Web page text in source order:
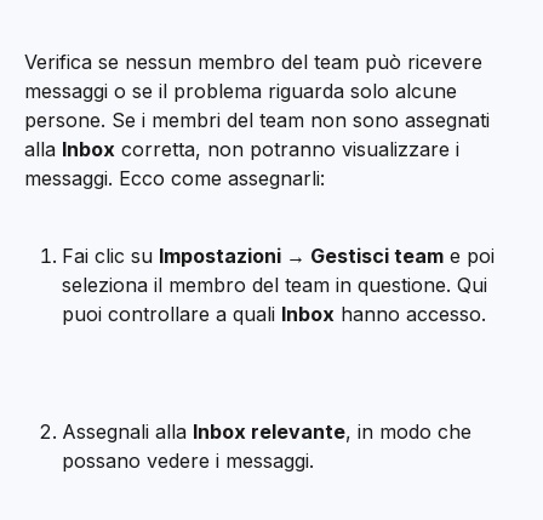
Verifica se nessun membro del team può ricevere
messaggi o se il problema riguarda solo alcune
persone. Se i membri del team non sono assegnati
alla Inbox corretta, non potranno visualizzare i
messaggi. Ecco come assegnarli:
Fai clic su Impostazioni → Gestisci team e poi
seleziona il membro del team in questione. Qui
puoi controllare a quali Inbox hanno accesso.
Assegnali alla Inbox relevante, in modo che
possano vedere i messaggi.